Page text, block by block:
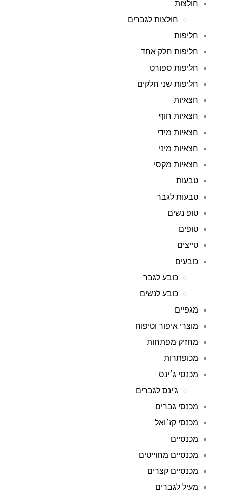
חולצות
חולצות לגברים
חליפות
חליפות חלק אחד
חליפות ספורט
חליפות שני חלקים
חצאיות
חצאיות חוף
חצאיות מידי
חצאיות מיני
חצאיות מקסי
טבעות
טבעות לגבר
טופ נשים
טופים
טייצים
כובעים
כובע לגבר
כובע לנשים
מגפיים
מוצרי איפור וטיפוח
מחזיק מפתחות
מכופתרות
מכנסי ג׳ינס
ג'ינס לגברים
מכנסי גברים
מכנסי קז׳ואל
מכנסיים
מכנסיים מחוייטים
מכנסיים קצרים
מעיל לגברים